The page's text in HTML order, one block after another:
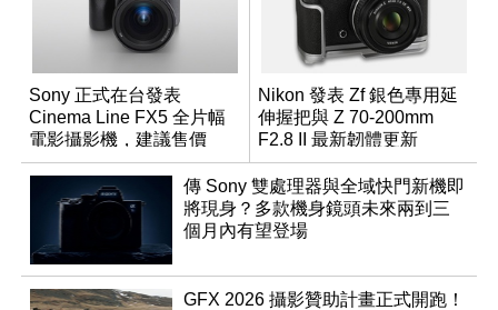
Sony 正式在台發表
Cinema Line FX5 全片幅
電影攝影機，建議售價
NT$144,980
Nikon 發表 Zf 銀色專用延
伸握把與 Z 70-200mm
F2.8 II 最新韌體更新
傳 Sony 雙處理器與全域快門新機即
將現身？多款機身鏡頭未來兩到三
個月內有望登場
GFX 2026 攝影贊助計畫正式開跑！